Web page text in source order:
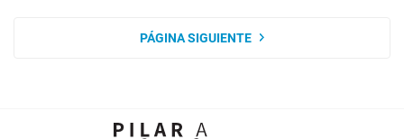
PÁGINA SIGUIENTE